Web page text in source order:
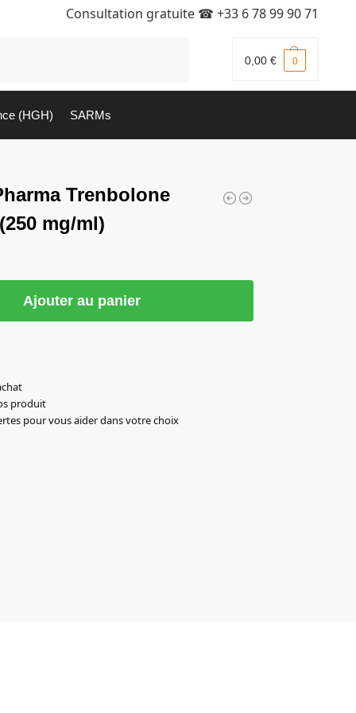
Consultation gratuite ☎ +33 6 78 99 90 71
0,00 € 0
(HGH) SARMs
Trenbolone
mg/ml)
Ajouter au panier
produit
pour vous aider dans votre choix